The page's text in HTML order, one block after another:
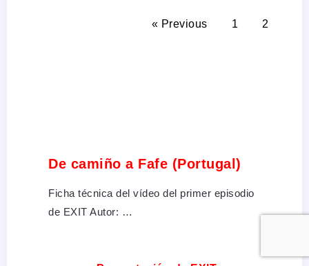
« Previous 1 2
De camiño a Fafe (Portugal)
Ficha técnica del vídeo del primer episodio
de EXIT Autor: …